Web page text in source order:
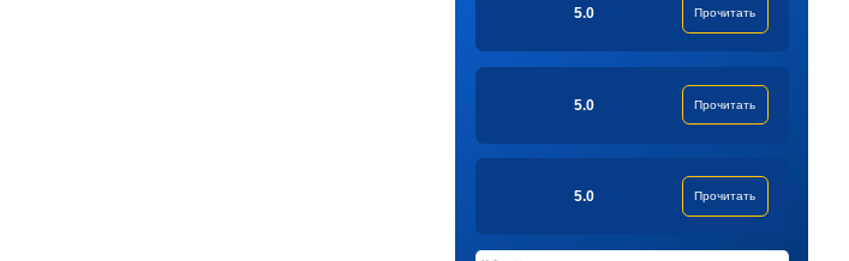
5.0 Прочитать
5.0 Прочитать
5.0 Прочитать